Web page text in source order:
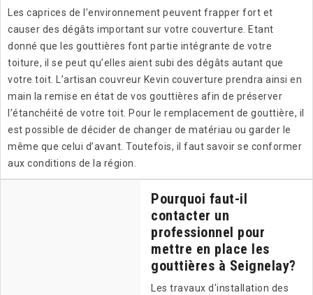
Les caprices de l’environnement peuvent frapper fort et
causer des dégâts important sur votre couverture. Etant
donné que les gouttières font partie intégrante de votre
toiture, il se peut qu’elles aient subi des dégâts autant que
votre toit. L’artisan couvreur Kevin couverture prendra ainsi en
main la remise en état de vos gouttières afin de préserver
l’étanchéité de votre toit. Pour le remplacement de gouttière, il
est possible de décider de changer de matériau ou garder le
même que celui d’avant. Toutefois, il faut savoir se conformer
aux conditions de la région.
Pourquoi faut-il
contacter un
professionnel pour
mettre en place les
gouttières à Seignelay?
Les travaux d'installation des